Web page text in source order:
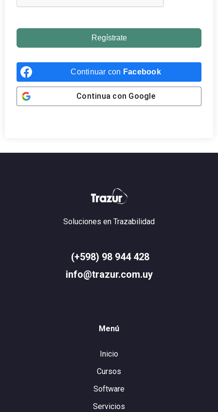
Regístrate
Continuar con Facebook
Continua con Google
Soluciones en Trazabilidad
(+598) 98 944 428
info@trazur.com.uy
Menú
Inicio
Cursos
Software
Servicios